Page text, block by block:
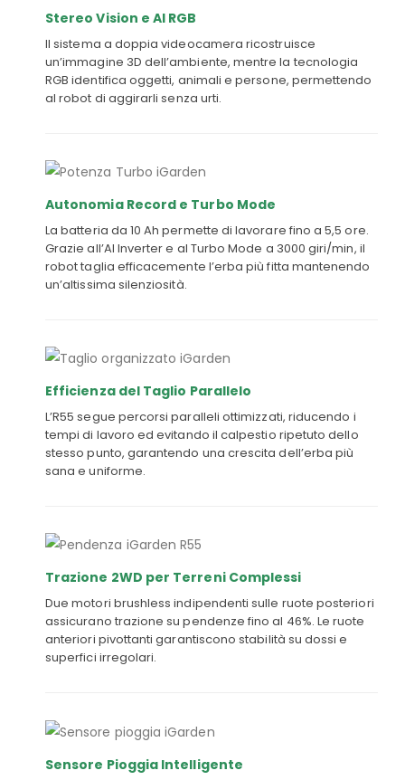
Stereo Vision e AI RGB
Il sistema a doppia videocamera ricostruisce
un’immagine 3D dell’ambiente, mentre la tecnologia
RGB identifica oggetti, animali e persone, permettendo
al robot di aggirarli senza urti.
Autonomia Record e Turbo Mode
La batteria da 10 Ah permette di lavorare fino a 5,5 ore.
Grazie all’AI Inverter e al Turbo Mode a 3000 giri/min, il
robot taglia efficacemente l’erba più fitta mantenendo
un’altissima silenziosità.
Efficienza del Taglio Parallelo
L’R55 segue percorsi paralleli ottimizzati, riducendo i
tempi di lavoro ed evitando il calpestio ripetuto dello
stesso punto, garantendo una crescita dell’erba più
sana e uniforme.
Trazione 2WD per Terreni Complessi
Due motori brushless indipendenti sulle ruote posteriori
assicurano trazione su pendenze fino al 46%. Le ruote
anteriori pivottanti garantiscono stabilità su dossi e
superfici irregolari.
Sensore Pioggia Intelligente